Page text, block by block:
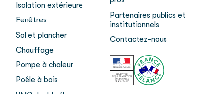
Isolation extérieure
Fenêtres
Sol et plancher
Chauffage
Pompe à chaleur
Poêle à bois
Partenaires publics et
institutionnels
Contactez-nous